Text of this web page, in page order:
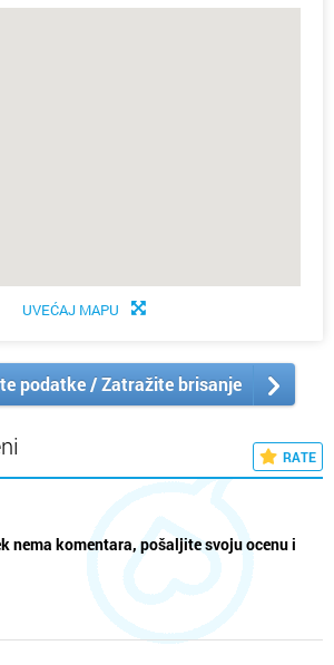
UVEĆAJ MAPU
podatke / Zatražite brisanje
RATE
nema komentara, pošaljite svoju ocenu i